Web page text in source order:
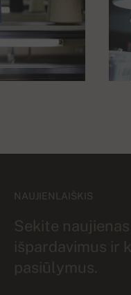
NAUJIENLAIŠKIS
Sekite
išpardavimus ir
pasiūlymus.